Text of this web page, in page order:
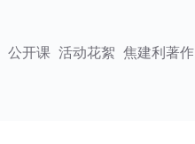
公开课 活动花絮 焦建利著作